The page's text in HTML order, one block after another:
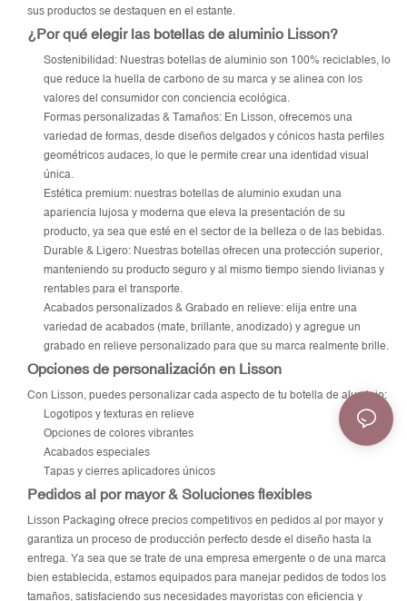
sus productos se destaquen en el estante.
¿Por qué elegir las botellas de aluminio Lisson?
Sostenibilidad: Nuestras botellas de aluminio son 100% reciclables, lo
que reduce la huella de carbono de su marca y se alinea con los
valores del consumidor con conciencia ecológica.
Formas personalizadas & Tamaños: En Lisson, ofrecemos una
variedad de formas, desde diseños delgados y cónicos hasta perfiles
geométricos audaces, lo que le permite crear una identidad visual
única.
Estética premium: nuestras botellas de aluminio exudan una
apariencia lujosa y moderna que eleva la presentación de su
producto, ya sea que esté en el sector de la belleza o de las bebidas.
Durable & Ligero: Nuestras botellas ofrecen una protección superior,
manteniendo su producto seguro y al mismo tiempo siendo livianas y
rentables para el transporte.
Acabados personalizados & Grabado en relieve: elija entre una
variedad de acabados (mate, brillante, anodizado) y agregue un
grabado en relieve personalizado para que su marca realmente brille.
Opciones de personalización en Lisson
Con Lisson, puedes personalizar cada aspecto de tu botella de aluminio:
Logotipos y texturas en relieve
Opciones de colores vibrantes
Acabados especiales
Tapas y cierres aplicadores únicos
Pedidos al por mayor & Soluciones flexibles
Lisson Packaging ofrece precios competitivos en pedidos al por mayor y
garantiza un proceso de producción perfecto desde el diseño hasta la
entrega. Ya sea que se trate de una empresa emergente o de una marca
bien establecida, estamos equipados para manejar pedidos de todos los
tamaños, satisfaciendo sus necesidades mayoristas con eficiencia y